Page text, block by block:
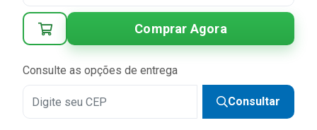
Comprar Agora
Consulte as opções de entrega
Consultar